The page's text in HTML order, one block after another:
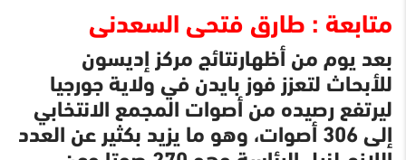
متابعة : طارق فتحى السعدنى
بعد يوم من أظهارنتائج مركز إديسون
للأبحاث لتعزز فوز بايدن في ولاية جورجيا
ليرتفع رصيده من أصوات المجمع الانتخابي
إلى 306 أصوات، وهو ما يزيد بكثير عن العدد